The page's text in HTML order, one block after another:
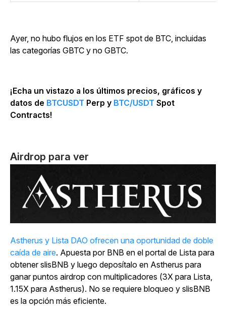
Ayer, no hubo flujos en los ETF spot de BTC, incluidas
las categorías GBTC y no GBTC.
¡Echa un vistazo a los últimos precios, gráficos y
datos de BTCUSDT Perp y BTC/USDT Spot
Contracts!
Airdrop para ver
Astherus y Lista DAO ofrecen una oportunidad de doble
caída de aire. Apuesta por BNB en el portal de Lista para
obtener slisBNB y luego deposítalo en Astherus para
ganar puntos airdrop con multiplicadores (3X para Lista,
1.15X para Astherus). No se requiere bloqueo y slisBNB
es la opción más eficiente.